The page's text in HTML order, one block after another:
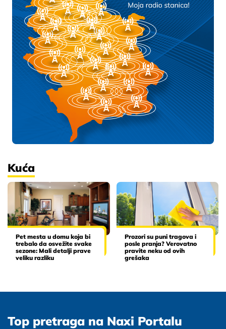
Kuća
Pet mesta u domu koja bi
trebalo da osvežite svake
sezone: Mali detalji prave
veliku razliku
Prozori su puni tragova i
posle pranja? Verovatno
pravite neku od ovih
grešaka
Top pretraga na Naxi Portalu